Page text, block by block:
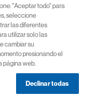
Novartis España
"Aceptar todo" para
seleccione
las diferentes
utilizar solo las
cambiar su
presionando el
página web.
Declinar todas